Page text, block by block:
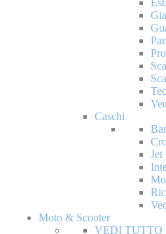
Caschi
Jet
Moto & Scooter
VEDI TUTTO